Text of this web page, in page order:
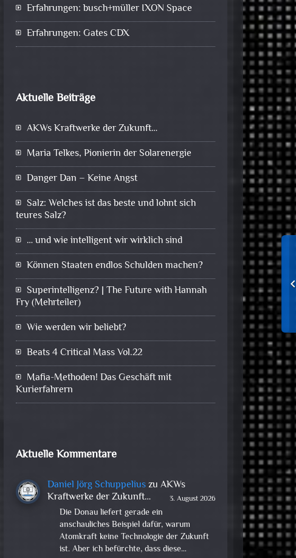
Erfahrungen: busch+müller IXON Space
Erfahrungen: Gates CDX
Aktuelle Beiträge
AKWs Kraftwerke der Zukunft…
Maria Telkes, Pionierin der Solarenergie
Danger Dan – Keine Angst
Salz: Welches ist das beste und lohnt sich
teures Salz?
… und wie intelligent wir wirklich sind
Können Staaten endlos Schulden machen?
Superintelligenz? | The Future with Hannah
Fry (Mehrteiler)
Wie werden wir beliebt?
Beats 4 Critical Mass Vol.22
Mafia-Methoden! Das Geschäft mit
Kurierfahrern
Aktuelle Kommentare
Daniel Jörg SchuppeliuszuAKWs
Kraftwerke der Zukunft…
3. August 2026
Die Donau liefert gerade ein
anschauliches Beispiel dafür, warum
Atomkraft keine Technologie der Zukunft
ist. Aber ich befürchte, dass diese…